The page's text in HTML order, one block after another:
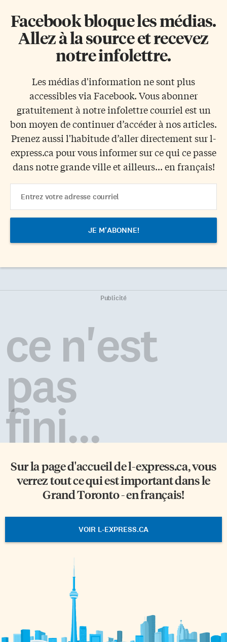
Facebook bloque les médias.
Allez à la source et recevez
notre infolettre.
Les médias d'information ne sont plus
accessibles via Facebook. Vous abonner
gratuitement à notre infolettre courriel est un
bon moyen de continuer d’accéder à nos articles.
Prenez aussi l'habitude d’aller directement sur l-
express.ca pour vous informer sur ce qui ce passe
dans notre grande ville et ailleurs... en français!
Address
Publicité
ce n'est
pas
fini...
Sur la page d'accueil del-express.ca, vous
verrez tout ce qui est important dans le
Grand Toronto - en français!
VOIR L-EXPRESS.CA